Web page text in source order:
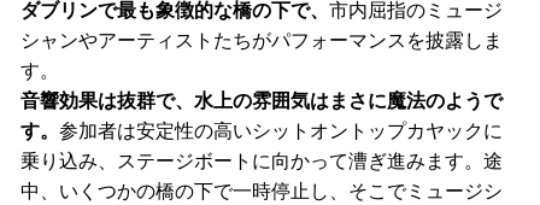
ダブリンで最も象徴的な橋の下で、 市内屈指のミュージ
シャンやアーティストたちがパフォーマンスを披露しま
す。
音響効果は抜群で、水上の雰囲気はまさに魔法のようで
す。 参加者は安定性の高いシットオントップカヤックに
乗り込み、ステージボートに向かって漕ぎ進みます。途
中、いくつかの橋の下で一時停止し、そこでミュージシ